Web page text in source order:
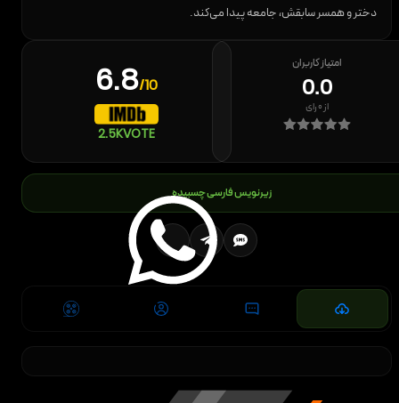
دختر و همسر سابقش، جامعه پیدا می‌کند.
6.8/10
2.5KVOTE
امتیاز کاربران
0.0
از۰رای
زیرنویس فارسی چسبیده